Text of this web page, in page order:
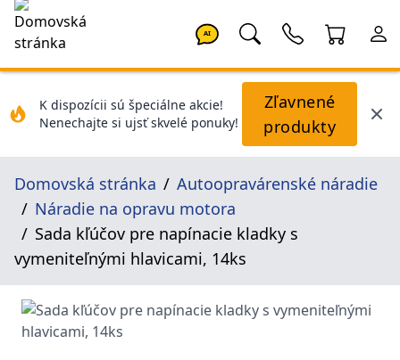
AI
K dispozícii sú špeciálne akcie!
Nenechajte si ujsť skvelé ponuky!
Zľavnené
produkty
Domovská stránka
Autoopravárenské náradie
Náradie na opravu motora
Sada kľúčov pre napínacie kladky s
vymeniteľnými hlavicami, 14ks